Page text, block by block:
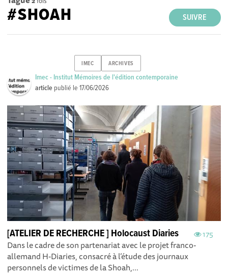
SUIVRE
#SHOAH
IMEC ARCHIVES
Imec - Institut Mémoires de l'édition contemporaine
article publié le17/06/2026
175
[ATELIER DE RECHERCHE ] Holocaust Diaries
Dans le cadre de son partenariat avec le projet franco-
allemand H-Diaries , consacré à l’étude des journaux
personnels de victimes de la Shoah,...